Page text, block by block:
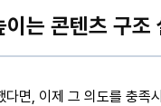
이는 콘텐츠 구
다면, 이제 그 의도를 충족